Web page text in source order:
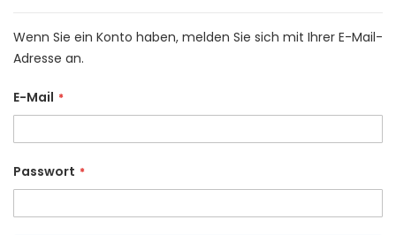
Wenn Sie ein Konto haben, melden Sie sich mit Ihrer E-Mail-
Adresse an.
E-Mail
Passwort